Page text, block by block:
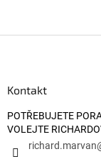
Kontakt
POTŘEBUJETE
VOLEJTE
richard.marvan